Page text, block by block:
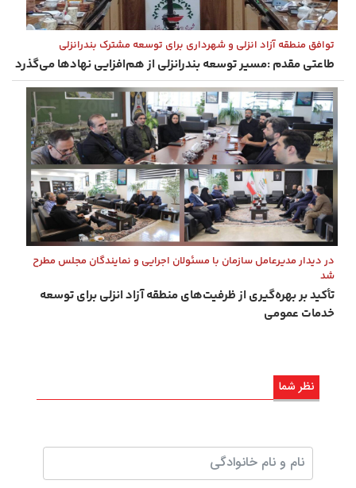
توافق منطقه آزاد انزلی و شهرداری برای توسعه مشترک بندرانزلی
طاعتی‌ مقدم :مسیر توسعه بندرانزلی از هم‌افزایی نهادها می‌گذرد
در دیدار مدیرعامل سازمان با مسئولان اجرایی و نمایندگان مجلس مطرح
شد
تأكید بر بهره‌گیری از ظرفیت‌های منطقه آزاد انزلی برای توسعه
خدمات عمومی
نظر شما